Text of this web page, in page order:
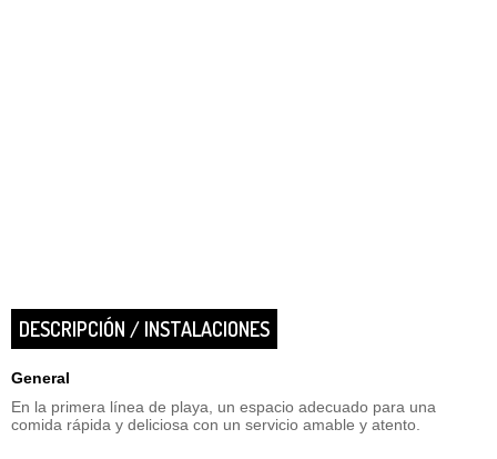
DESCRIPCIÓN / INSTALACIONES
General
En la primera línea de playa, un espacio adecuado para una
comida rápida y deliciosa con un servicio amable y atento.